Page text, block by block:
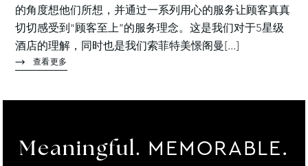
的角度想他们所想，并通过一系列用心的服务让顾客真真
切切感受到“顾客至上”的服务理念。这是我们对于5星级
酒店的理解，同时也是我们索菲特美憬阁曼[...]
查看更多
Meaningful. MEMORABLE.